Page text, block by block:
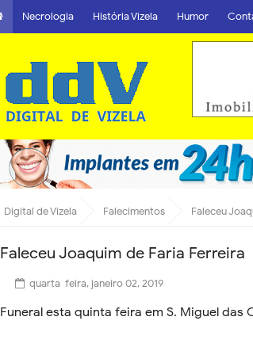
Necrologia História Vizela Humor
Digital de Vizela Falecimentos Faleceu
Faleceu Joaquim de Faria Ferreira
quarta-feira, janeiro 02, 2019
Funeral esta quinta feira em S. Miguel das